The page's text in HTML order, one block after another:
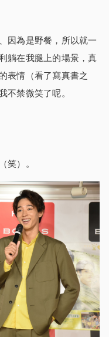
因為是野餐，所以就一
躺在我腿上的場景，真
表情（看了寫真書之
不禁微笑了呢。
笑）。